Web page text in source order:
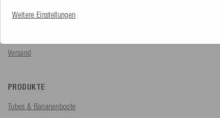
Bestellung
Versand
PRODUKTE
Tubes & Bananenboote
Weitere Einstellungen